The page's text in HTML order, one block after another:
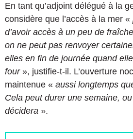
En tant qu’adjoint délégué à la
considère que l’accès à la mer «
d’avoir accès à un peu de
on ne peut pas renvoyer
elles en fin de journée quand
four», justifie-t-il. L’ouverture
maintenue « aussi longtemps
Cela peut durer une semaine,
décidera ».